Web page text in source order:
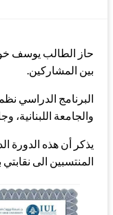
بين المشاركين.
البرنامج الدراسي
والجامعة
يذكر أن هذه الدورة
المنتسبين الى